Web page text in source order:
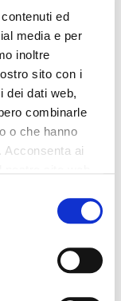
ed
media e per
inoltre
sito con i
dei dati web,
combinarle
o che hanno
Acconsenta ai